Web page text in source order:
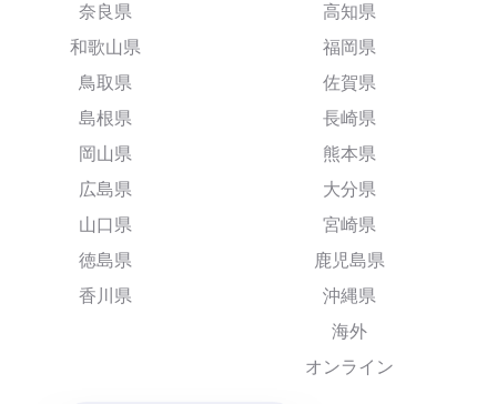
奈良県
和歌山県
鳥取県
島根県
岡山県
広島県
山口県
徳島県
香川県
高知県
福岡県
佐賀県
長崎県
熊本県
大分県
宮崎県
鹿児島県
沖縄県
海外
オンライン